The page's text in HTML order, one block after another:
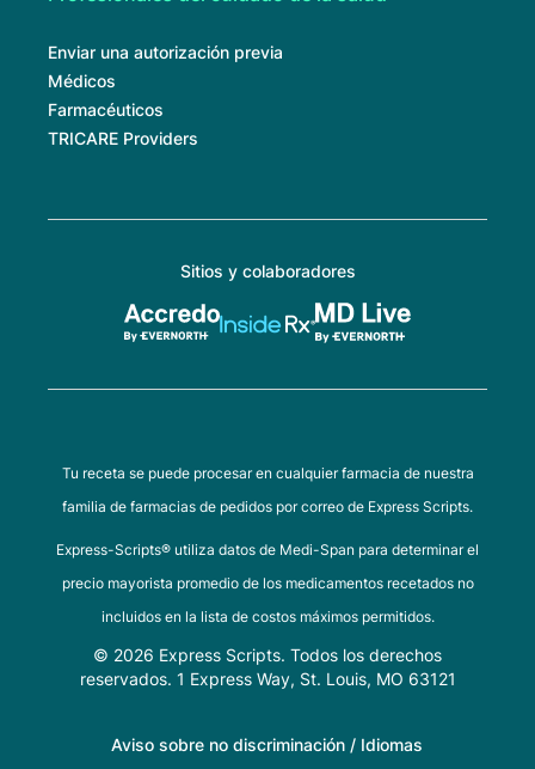
Enviar una autorización previa
Médicos
Farmacéuticos
TRICARE Providers
Sitios y colaboradores
Tu receta se puede procesar en cualquier farmacia de nuestra
familia de farmacias de pedidos por correo de Express Scripts.
Express-Scripts® utiliza datos de Medi-Span para determinar el
precio mayorista promedio de los medicamentos recetados no
incluidos en la lista de costos máximos permitidos.
© 2026 Express Scripts. Todos los derechos
reservados. 1 Express Way, St. Louis, MO 63121
Aviso sobre no discriminación / Idiomas